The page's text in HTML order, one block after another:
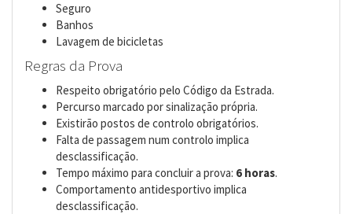
Seguro
Banhos
Lavagem de bicicletas
Regras da Prova
Respeito obrigatório pelo Código da Estrada.
Percurso marcado por sinalização própria.
Existirão postos de controlo obrigatórios.
Falta de passagem num controlo implica
desclassificação.
Tempo máximo para concluir a prova: 6 horas.
Comportamento antidesportivo implica
desclassificação.